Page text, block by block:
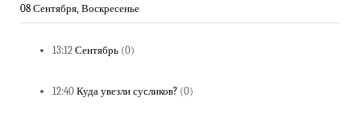
08 Сентября, Воскресенье
13:12 Сентябрь (0)
12:40 Куда увезли сусликов? (0)